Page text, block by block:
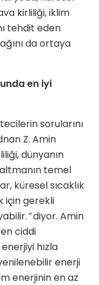
kirliliği, iklim
tehdit eden
da ortaya
en iyi
sorularını
Z. Amin
dünyanın
temel
küresel sıcaklık
için gerekli
”diyor. Amin
ciddi
hızla
enerji
enerjinin en az